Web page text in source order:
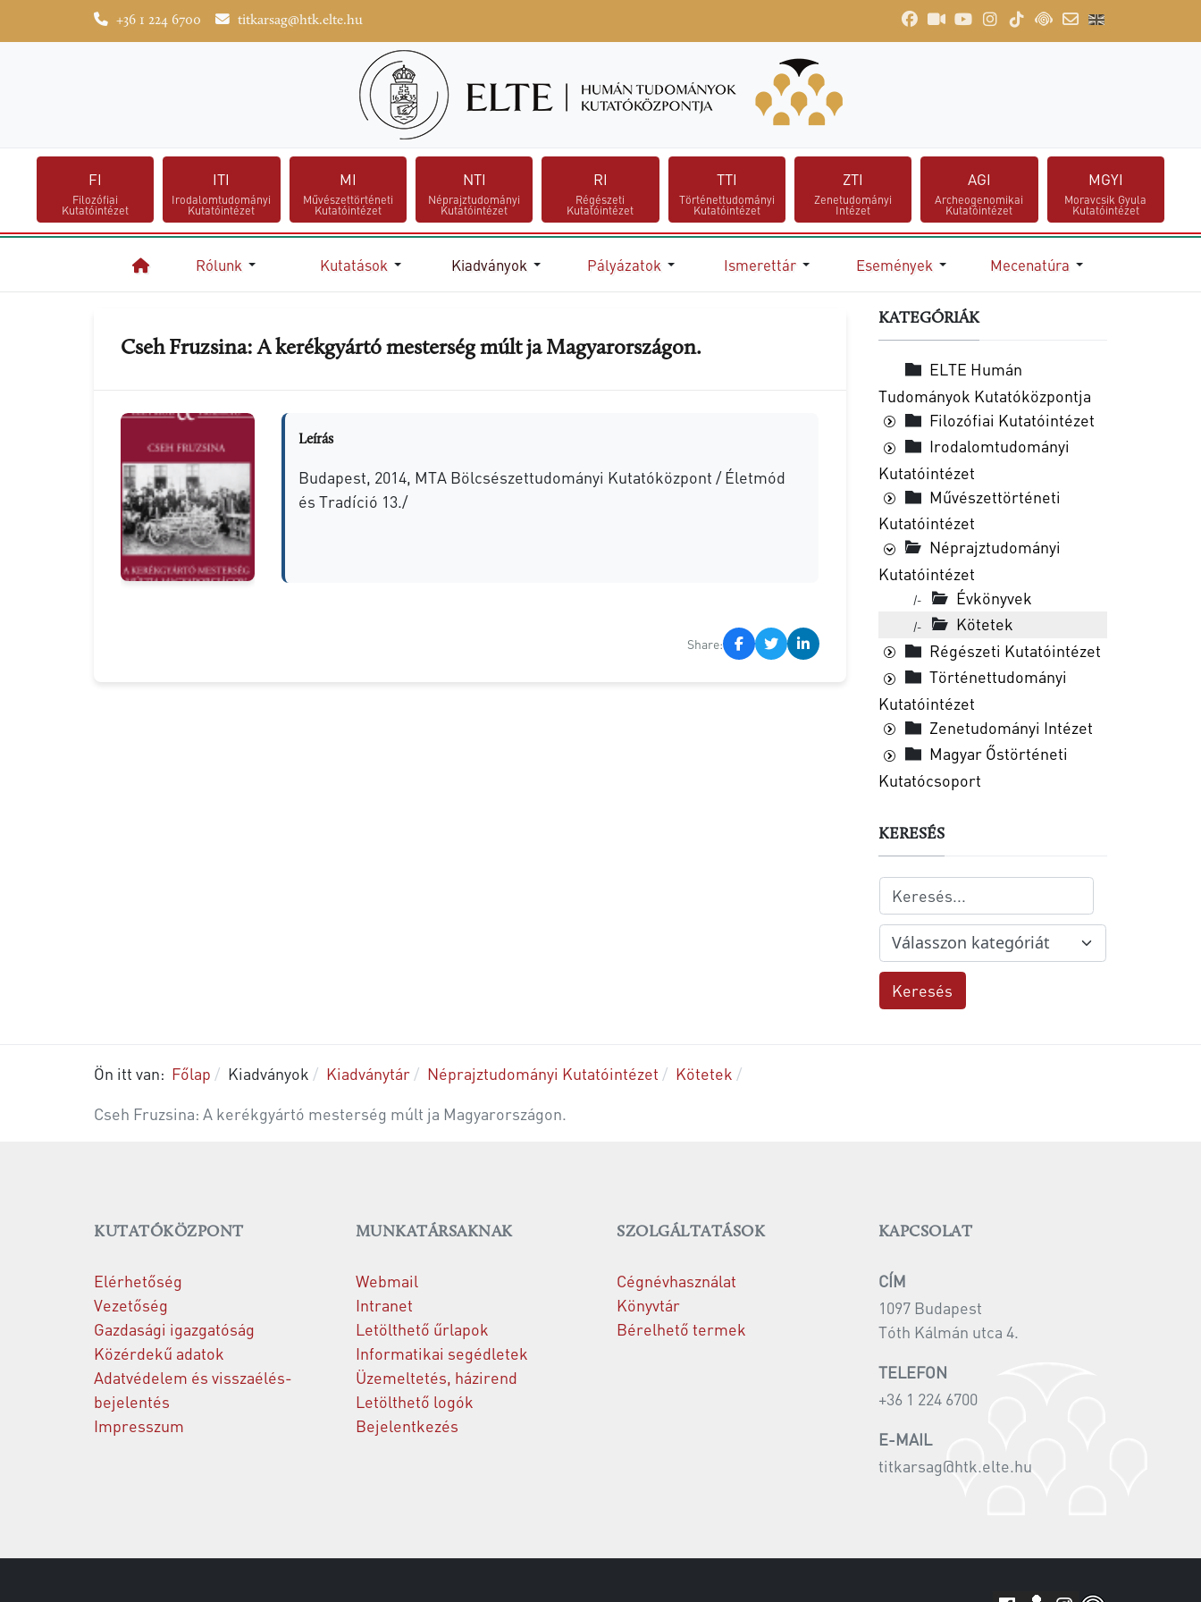
+36 1 224 6700 titkarsag@htk.elte.hu
FI
Filozófiai
Kutatóintézet
ITI
Irodalomtudományi
Kutatóintézet
MI
Művészettörténeti
Kutatóintézet
NTI
Néprajztudományi
Kutatóintézet
RI
Régészeti
Kutatóintézet
TTI
Történettudományi
Kutatóintézet
ZTI
Zenetudományi
Intézet
AGI
Archeogenomikai
Kutatóintézet
MGYI
Moravcsik Gyula
Kutatóintézet
Rólunk Kutatások Kiadványok Pályázatok Ismerettár Események Mecenatúra
Cseh Fruzsina: A kerékgyártó mesterség múlt ja Magyarországon.
Leírás
Budapest, 2014, MTA Bölcsészettudományi Kutatóközpont / Életmód
és Tradíció 13./
Share:
KATEGÓRIÁK
ELTE Humán
Tudományok Kutatóközpontja
Filozófiai Kutatóintézet
Irodalomtudományi
Kutatóintézet
Művészettörténeti
Kutatóintézet
Néprajztudományi
Kutatóintézet
|- Évkönyvek
|-
Kötetek
Régészeti Kutatóintézet
Történettudományi
Kutatóintézet
Zenetudományi Intézet
Magyar Őstörténeti
Kutatócsoport
KERESÉS
Ön itt van: Főlap Kiadványok Kiadványtár Néprajztudományi Kutatóintézet
Kötetek
Cseh Fruzsina: A kerékgyártó mesterség múlt ja Magyarországon.
KUTATÓKÖZPONT
Elérhetőség
Vezetőség
Gazdasági igazgatóság
Közérdekű adatok
Adatvédelem és visszaélés-
bejelentés
Impresszum
MUNKATÁRSAKNAK
Webmail
Intranet
Letölthető űrlapok
Informatikai segédletek
Üzemeltetés, házirend
Letölthető logók
Bejelentkezés
SZOLGÁLTATÁSOK
Cégnévhasználat
Könyvtár
Bérelhető termek
KAPCSOLAT
CÍM
1097 Budapest
Tóth Kálmán utca 4.
TELEFON
+36 1 224 6700
E-MAIL
titkarsag@htk.elte.hu